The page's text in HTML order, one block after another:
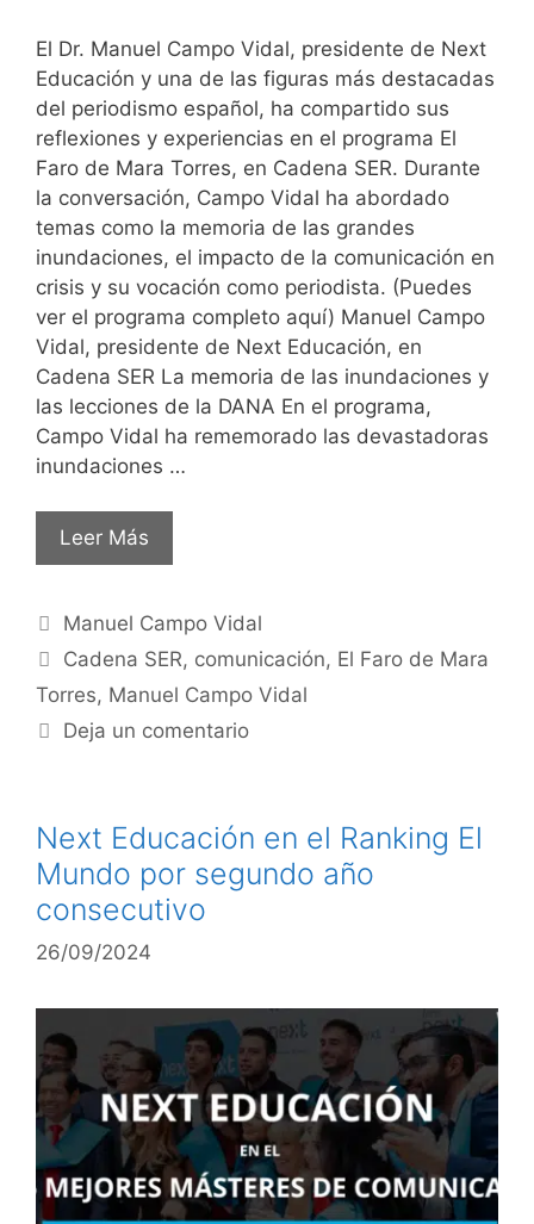
El Dr. Manuel Campo Vidal, presidente de Next
Educación y una de las figuras más destacadas
del periodismo español, ha compartido sus
reflexiones y experiencias en el programa El
Faro de Mara Torres, en Cadena SER. Durante
la conversación, Campo Vidal ha abordado
temas como la memoria de las grandes
inundaciones, el impacto de la comunicación en
crisis y su vocación como periodista. (Puedes
ver el programa completo aquí) Manuel Campo
Vidal, presidente de Next Educación, en
Cadena SER La memoria de las inundaciones y
las lecciones de la DANA En el programa,
Campo Vidal ha rememorado las devastadoras
inundaciones …
Leer Más
Manuel Campo Vidal
Cadena SER, comunicación, El Faro de Mara
Torres, Manuel Campo Vidal
Deja un comentario
Next Educación en el Ranking El
Mundo por segundo año
consecutivo
26/09/2024